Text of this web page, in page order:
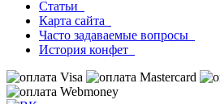
Статьи
Карта сайта
Часто задаваемые вопросы
История конфет